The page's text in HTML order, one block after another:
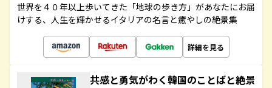
世界を４０年以上歩いてきた「地球の歩き方」があなたにお届
けする、人生を輝かせるイタリアの名言と癒やしの絶景集
詳細を見る
共感と勇気がわく韓国のことばと絶景